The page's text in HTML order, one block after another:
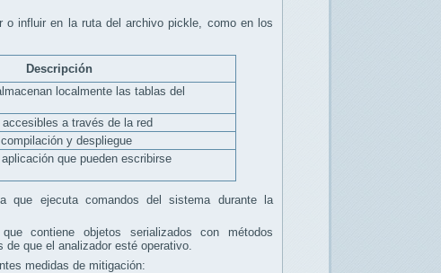
o influir en la ruta del archivo pickle, como en los
Descripción
localmente las tablas del
a través de la red
y despliegue
que pueden escribirse
que ejecuta comandos del sistema durante la
contiene objetos serializados con métodos
de que el analizador esté operativo.
medidas de mitigación: